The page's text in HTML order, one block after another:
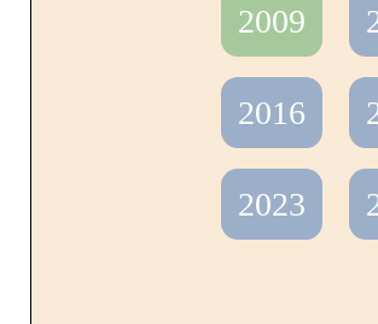
Referenzen
Ausbildung
2009
2016
2023